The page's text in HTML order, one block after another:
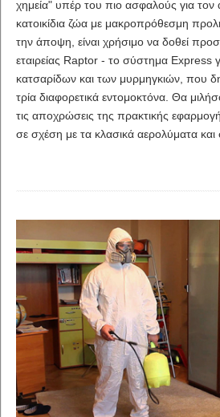
χημεία" υπέρ του πιο ασφαλούς για
κατοικίδια ζώα με μακροπρόθεσμη
την άποψη, είναι χρήσιμο να δοθεί
εταιρείας Raptor - το σύστημα Express
κατσαρίδων και των μυρμηγκιών, που
τρία διαφορετικά εντομοκτόνα. Θα
τις αποχρώσεις της πρακτικής
σε σχέση με τα κλασικά αερολύματα και